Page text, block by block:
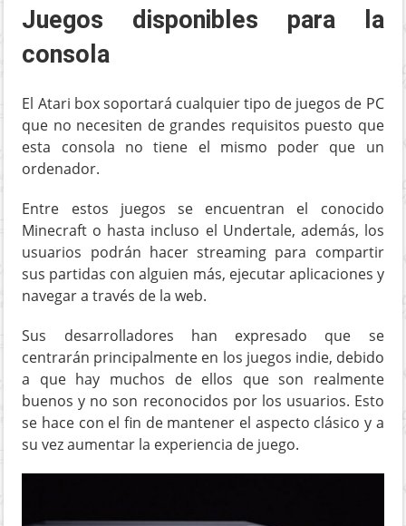
Juegos disponibles para la
consola
El Atari box soportará cualquier tipo de juegos de PC
que no necesiten de grandes requisitos puesto que
esta consola no tiene el mismo poder que un
ordenador.
Entre estos juegos se encuentran el conocido
Minecraft o hasta incluso el Undertale, además, los
usuarios podrán hacer streaming para compartir
sus partidas con alguien más, ejecutar aplicaciones y
navegar a través de la web.
Sus desarrolladores han expresado que se
centrarán principalmente en los juegos indie, debido
a que hay muchos de ellos que son realmente
buenos y no son reconocidos por los usuarios. Esto
se hace con el fin de mantener el aspecto clásico y a
su vez aumentar la experiencia de juego.